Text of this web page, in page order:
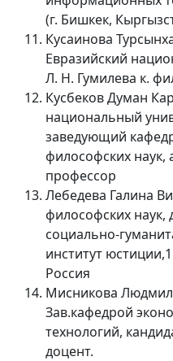
(г. Бишкек,
Кусаинова
Евразийский
Л. Н. Гумилева к.
Кусбеков Думан
национальный
заведующий
философских
профессор
Лебедева Галина
философских наук,
социально-
институт
Россия
Мисникова
Зав.кафедрой
технологий,
доцент.